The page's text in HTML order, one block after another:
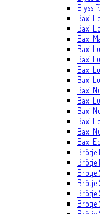
Blyss
Baxi
Baxi
Baxi
Baxi
Baxi
Baxi
Baxi
Baxi
Baxi
Baxi
Baxi
Baxi
Baxi
Brötje
Brötje
Brötje
Brötje
Brötje
Brötje